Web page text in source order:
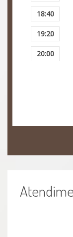
Timidez
18:40
19:20
20:00